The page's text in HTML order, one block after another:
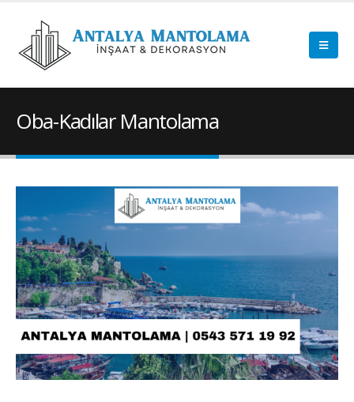
Oba-Kadılar Mantolama